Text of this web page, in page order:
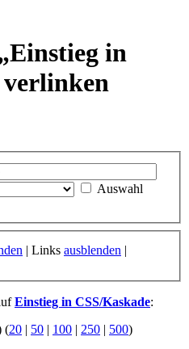
in
verlinken
Auswahl
| Links ausblenden |
Einstieg in CSS/Kaskade:
(20 | 50 | 100 | 250 | 500)